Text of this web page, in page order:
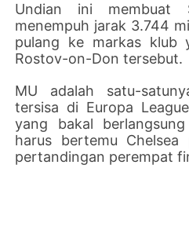
Undian ini membuat
menempuh jarak 3.744
pulang ke markas klub
Rostov-on-Don tersebut.
MU adalah satu-
tersisa di Europa
yang bakal
harus bertemu
pertandingan perempat